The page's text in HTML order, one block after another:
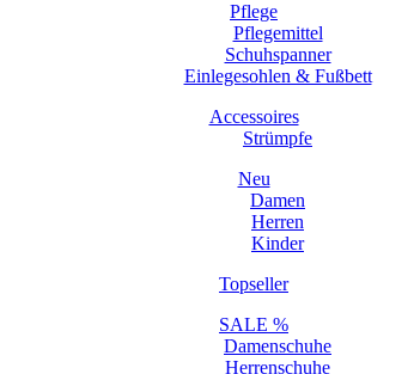
Pflege
Pflegemittel
Schuhspanner
Einlegesohlen & Fußbett
Accessoires
Strümpfe
Neu
Damen
Herren
Kinder
Topseller
SALE %
Damenschuhe
Herrenschuhe